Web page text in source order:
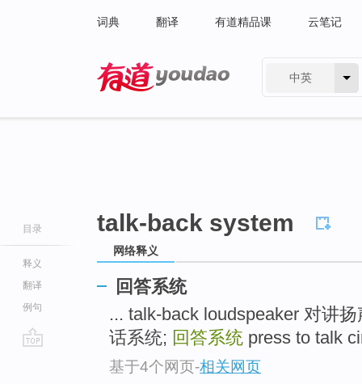
词典 翻译 有道精品课 云笔记
中英
目录
释义
翻译
例句
talk-back system
网络释义
回答系统
... talk-back loudspeaker 对讲
话系统; 回答系统 press to talk
基于4个网页-相关网页